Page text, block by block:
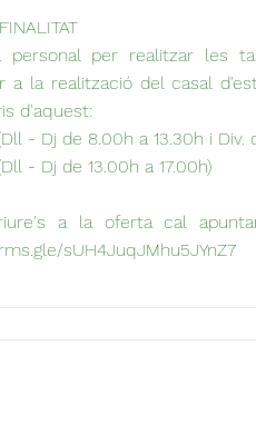
personal per realitzar les
a la realització del casal
d'aquest:
- Dj de 8.00h a 13.30h i Div.
- Dj de 13.00h a 17.00h)
a la oferta cal
sUH4JuqJMhu5JYnZ7